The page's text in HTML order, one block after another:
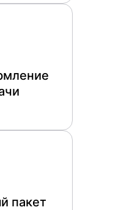
пакет